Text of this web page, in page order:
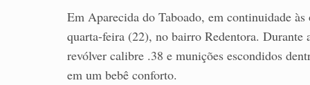
Em Aparecida do Taboado, em continuidade
quarta-feira (22), no bairro Redentora.
revólver calibre .38 e munições escondidos
em um bebê conforto.